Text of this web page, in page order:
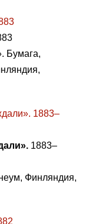
Бумага,
1883–
Финляндия,